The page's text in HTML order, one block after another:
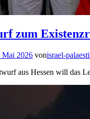
zum
Mai 2026 vonisrael-
aus Hessen will das